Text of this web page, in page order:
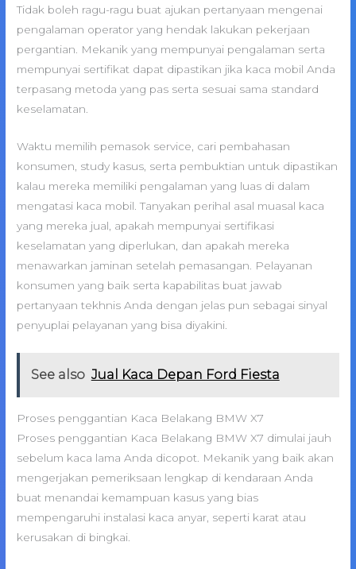
Tidak boleh ragu-ragu buat ajukan pertanyaan mengenai
pengalaman operator yang hendak lakukan pekerjaan
pergantian. Mekanik yang mempunyai pengalaman serta
mempunyai sertifikat dapat dipastikan jika kaca mobil Anda
terpasang metoda yang pas serta sesuai sama standard
keselamatan.
Waktu memilih pemasok service, cari pembahasan
konsumen, study kasus, serta pembuktian untuk dipastikan
kalau mereka memiliki pengalaman yang luas di dalam
mengatasi kaca mobil. Tanyakan perihal asal muasal kaca
yang mereka jual, apakah mempunyai sertifikasi
keselamatan yang diperlukan, dan apakah mereka
menawarkan jaminan setelah pemasangan. Pelayanan
konsumen yang baik serta kapabilitas buat jawab
pertanyaan tekhnis Anda dengan jelas pun sebagai sinyal
penyuplai pelayanan yang bisa diyakini.
See also Jual Kaca Depan Ford Fiesta
Proses penggantian Kaca Belakang BMW X7
Proses penggantian Kaca Belakang BMW X7 dimulai jauh
sebelum kaca lama Anda dicopot. Mekanik yang baik akan
mengerjakan pemeriksaan lengkap di kendaraan Anda
buat menandai kemampuan kasus yang bias
mempengaruhi instalasi kaca anyar, seperti karat atau
kerusakan di bingkai.